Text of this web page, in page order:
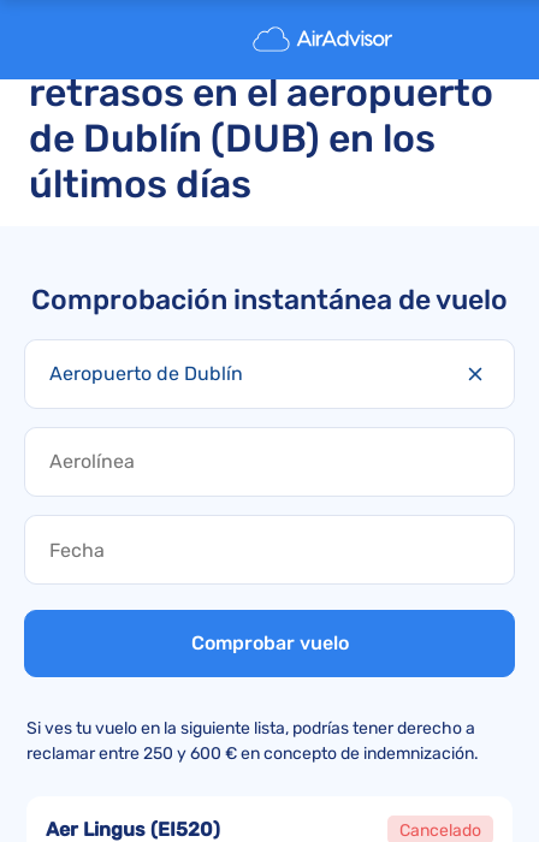
Vuelos cancelados y
retrasos en el aeropuerto
de Dublín (DUB) en los
últimos días
Comprobación instantánea de vuelo
Aeropuerto de Dublín
Comprobar vuelo
Si ves tu vuelo en la siguiente lista, podrías tener derecho a
reclamar entre 250 y 600 € en concepto de indemnización.
Aer Lingus (EI520) Cancelado